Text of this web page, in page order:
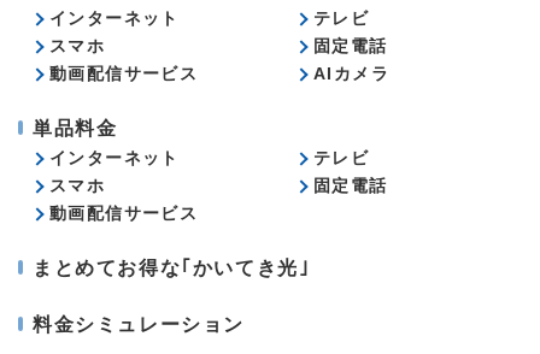
インターネット
テレビ
スマホ
固定電話
動画配信サービス
AIカメラ
単品料金
インターネット
テレビ
スマホ
固定電話
動画配信サービス
まとめてお得な｢かいてき光｣
料金シミュレーション